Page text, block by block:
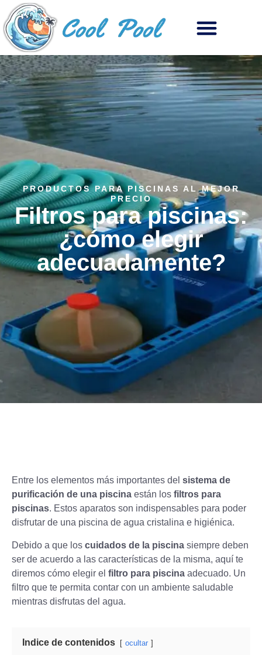
PRODUCTOS PARA PISCINAS AL MEJOR
PRECIO
Filtros para piscinas:
¿cómo elegir
adecuadamente?
Entre los elementos más importantes del sistema de
purificación de una piscina están los filtros para
piscinas. Estos aparatos son indispensables para poder
disfrutar de una piscina de agua cristalina e higiénica.
Debido a que los cuidados de la piscina siempre deben
ser de acuerdo a las características de la misma, aquí te
diremos cómo elegir el filtro para piscina adecuado. Un
filtro que te permita contar con un ambiente saludable
mientras disfrutas del agua.
Indice de contenidos ocultar